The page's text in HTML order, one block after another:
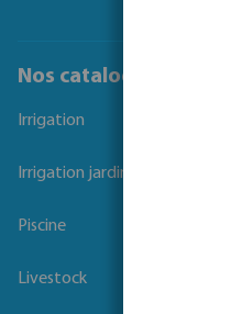
Nos catalogues
Irrigation
Irrigation jardins et parcs
Piscine
Livestock